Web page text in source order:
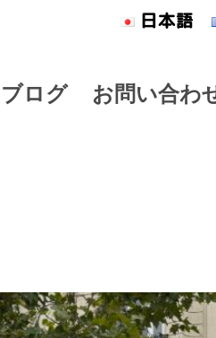
日本語
ブログ お問い合わ